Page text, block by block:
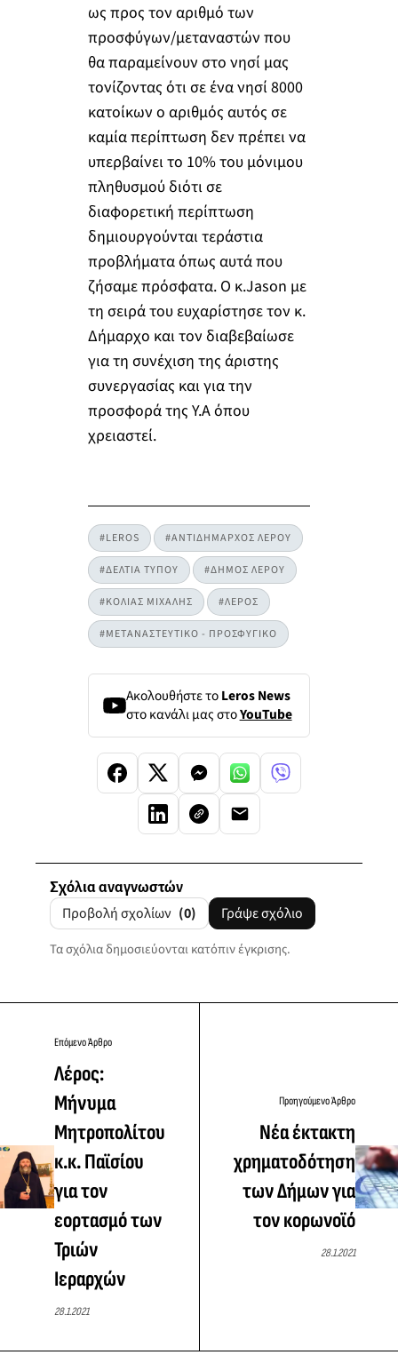
ως προς τον αριθμό των
προσφύγων/μεταναστών που
θα παραμείνουν στο νησί μας
τονίζοντας ότι σε ένα νησί 8000
κατοίκων ο αριθμός αυτός σε
καμία περίπτωση δεν πρέπει να
υπερβαίνει το 10% του μόνιμου
πληθυσμού διότι σε
διαφορετική περίπτωση
δημιουργούνται τεράστια
προβλήματα όπως αυτά που
ζήσαμε πρόσφατα. Ο κ.Jason με
τη σειρά του ευχαρίστησε τον κ.
Δήμαρχο και τον διαβεβαίωσε
για τη συνέχιση της άριστης
συνεργασίας και για την
προσφορά της Υ.Α όπου
χρειαστεί.
#LEROS #ΑΝΤΙΔΗΜΑΡΧΟΣ ΛΕΡΟΥ
#ΔΕΛΤΙΑ ΤΥΠΟΥ #ΔΗΜΟΣ ΛΕΡΟΥ
#ΚΟΛΙΑΣ ΜΙΧΑΛΗΣ #ΛΕΡΟΣ
#ΜΕΤΑΝΑΣΤΕΥΤΙΚΟ - ΠΡΟΣΦΥΓΙΚΟ
Ακολουθήστε τοLeros News
στο κανάλι μας στοYouTube
Σχόλια αναγνωστών
Προβολή σχολίων (0) Γράψε σχόλιο
Τα σχόλια δημοσιεύονται κατόπιν έγκρισης.
Επόμενο Άρθρο
Λέρος:
Μήνυμα
Μητροπολίτου
κ.κ. Παϊσίου
για τον
εορτασμό των
Τριών
Ιεραρχών
28.1.2021
Προηγούμενο Άρθρο
Νέα έκτακτη
χρηματοδότηση
των Δήμων για
τον κορωνοϊό
28.1.2021